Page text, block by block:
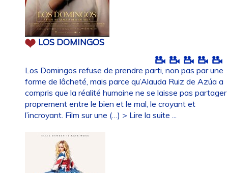
LOS DOMINGOS
Los Domingos refuse de prendre parti, non pas par une
forme de lâcheté, mais parce qu’Alauda Ruiz de Azúa a
compris que la réalité humaine ne se laisse pas partager
proprement entre le bien et le mal, le croyant et
l’incroyant. Film sur une (…) > Lire la suite ...